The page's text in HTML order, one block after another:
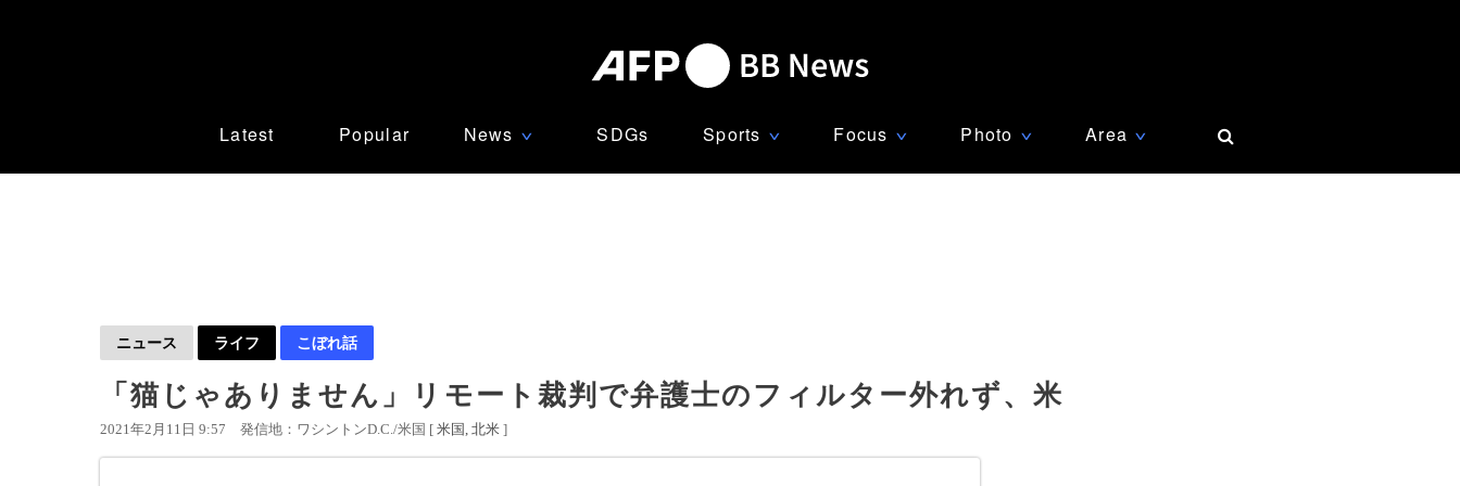
Latest Popular News ∨ SDGs Sports ∨ Focus ∨ Photo ∨ Area ∨
ニュース ライフ こぼれ話
「猫じゃありません」リモート裁判で弁護士のフィルター外れず、米
2021年2月11日 9:57 発信地：ワシントンD.C./米国 [ 米国 北米 ]